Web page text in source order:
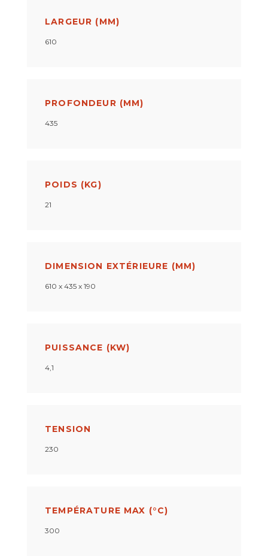
LARGEUR (MM)
610
PROFONDEUR (MM)
435
POIDS (KG)
21
DIMENSION EXTÉRIEURE (MM)
610 x 435 x 190
PUISSANCE (KW)
4,1
TENSION
230
TEMPÉRATURE MAX (°C)
300